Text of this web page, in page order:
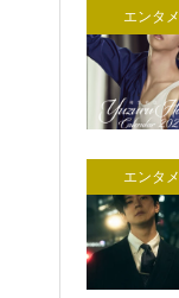
エンタメ
エンタメ